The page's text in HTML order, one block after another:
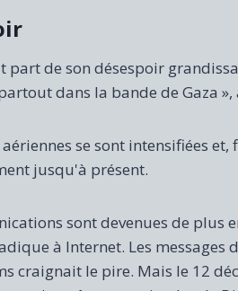
part de son désespoir
dans la bande de Gaza
se sont intensifiées
jusqu'à présent.
sont devenues de plus
à Internet. Les
craignait le pire. Mais le 12